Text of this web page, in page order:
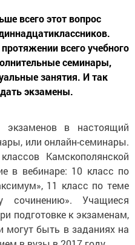
всего этот вопрос
всего учебного
семинары,
занятия. И так
экзамены.
экзаменов в настоящий
или онлайн-семинары.
Камскополянской
в вебинаре: 10 класс по
11 класс по теме
сочинению». Учащиеся
подготовке к экзаменам,
могут быть в заданиях на